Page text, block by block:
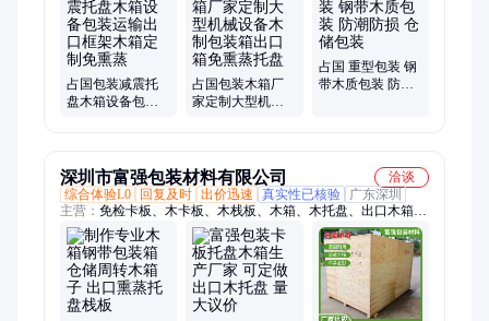
占国包装减震托
盘木箱设备包装
占国包装木箱厂
家定制大型机械
占国 重型包装 钢
带木质包装 防潮
深圳市富强包装材料有限公司
洽谈
综合体验L0
回复及时 出价迅速 真实性已核验
广东深圳
主营： 免检卡板、木卡板、木栈板、木箱、木托盘、出口木箱、
钢带箱、胶合卡板、熏蒸卡板